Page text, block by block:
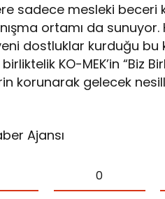
sadece mesleki beceri
ortamı da sunuyor.
dostluklar kurduğu bu
KO-MEK’in “Biz
korunarak gelecek
Ajansı
0